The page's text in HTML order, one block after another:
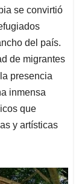
se convirtió
del país.
de migrantes
presencia
inmensa
que
y artísticas